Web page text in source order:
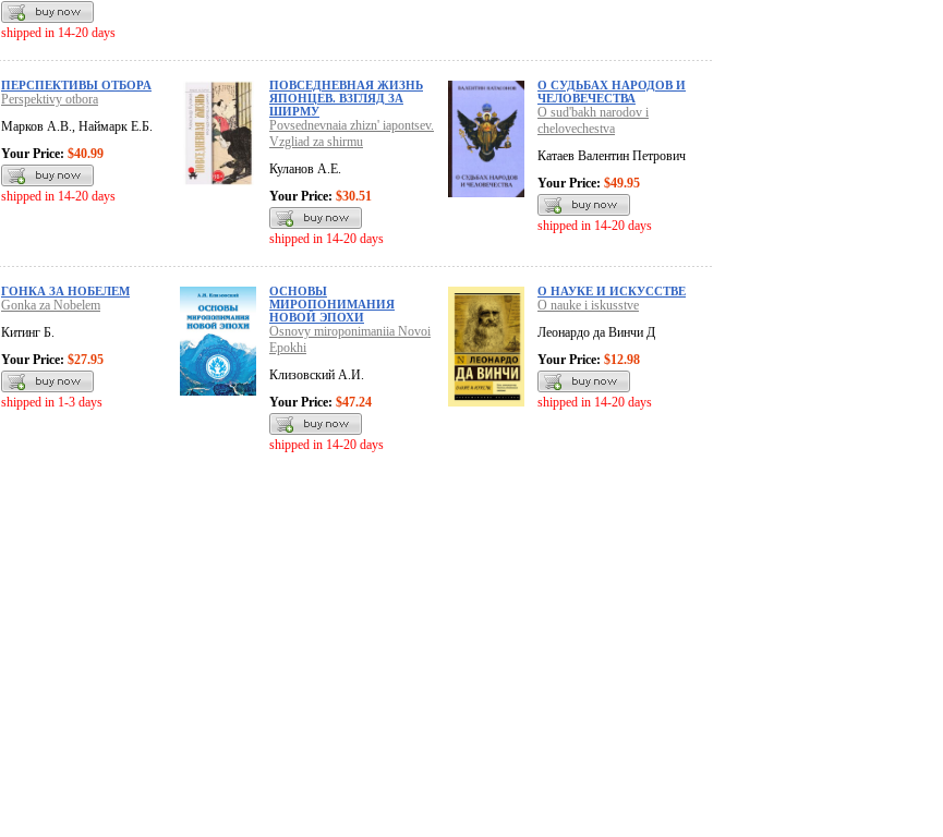
shipped in 14-20 days
ПЕРСПЕКТИВЫ ОТБОРА
Perspektivy otbora
Марков А.В., Наймарк Е.Б.
Your Price: $40.99
shipped in 14-20 days
ПОВСЕДНЕВНАЯ ЖИЗНЬ
ЯПОНЦЕВ. ВЗГЛЯД ЗА
ШИРМУ
Povsednevnaia zhizn' iapontsev.
Vzgliad za shirmu
Куланов А.Е.
Your Price: $30.51
shipped in 14-20 days
О СУДЬБАХ НАРОДОВ И
ЧЕЛОВЕЧЕСТВА
O sud'bakh narodov i
chelovechestva
Катаев Валентин Петрович
Your Price: $49.95
shipped in 14-20 days
ГОНКА ЗА НОБЕЛЕМ
Gonka za Nobelem
Китинг Б.
Your Price: $27.95
shipped in 1-3 days
ОСНОВЫ
МИРОПОНИМАНИЯ
НОВОЙ ЭПОХИ
Osnovy miroponimaniia Novoi
Epokhi
Клизовский А.И.
Your Price: $47.24
shipped in 14-20 days
О НАУКЕ И ИСКУССТВЕ
O nauke i iskusstve
Леонардо да Винчи Д
Your Price: $12.98
shipped in 14-20 days